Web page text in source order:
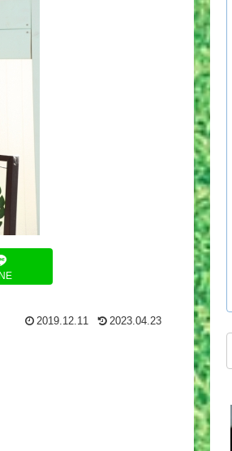
2019.12.11 2023.04.23